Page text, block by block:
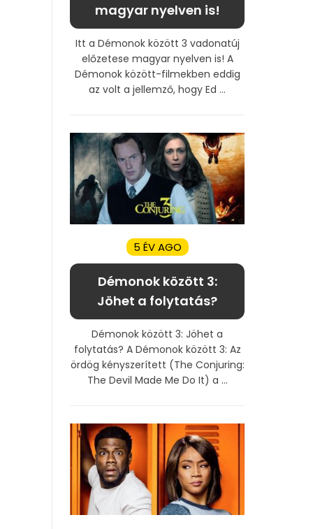
magyar nyelven is!
Itt a Démonok között 3 vadonatúj
előzetese magyar nyelven is! A
Démonok között-filmekben eddig
az volt a jellemző, hogy Ed ...
5 ÉV AGO
Démonok között 3:
Jöhet a folytatás?
Démonok között 3: Jöhet a
folytatás? A Démonok között 3: Az
ördög kényszerített (The Conjuring:
The Devil Made Me Do It) a ...